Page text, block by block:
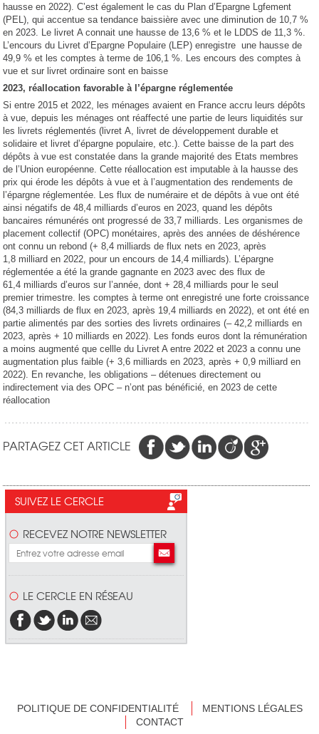
hausse en 2022). C’est également le cas du Plan d’Epargne Lgfement
(PEL), qui accentue sa tendance baissière avec une diminution de 10,7 %
en 2023. Le livret A connait une hausse de 13,6 % et le LDDS de 11,3 %.
L’encours du Livret d’Epargne Populaire (LEP) enregistre une hausse de
49,9 % et les comptes à terme de 106,1 %. Les encours des comptes à
vue et sur livret ordinaire sont en baisse
2023, réallocation favorable à l’épargne réglementée
Si entre 2015 et 2022, les ménages avaient en France accru leurs dépôts
à vue, depuis les ménages ont réaffecté une partie de leurs liquidités sur
les livrets réglementés (livret A, livret de développement durable et
solidaire et livret d’épargne populaire, etc.). Cette baisse de la part des
dépôts à vue est constatée dans la grande majorité des Etats membres
de l’Union européenne. Cette réallocation est imputable à la hausse des
prix qui érode les dépôts à vue et à l’augmentation des rendements de
l’épargne réglementée. Les flux de numéraire et de dépôts à vue ont été
ainsi négatifs de 48,4 milliards d’euros en 2023, quand les dépôts
bancaires rémunérés ont progressé de 33,7 milliards. Les organismes de
placement collectif (OPC) monétaires, après des années de déshérence
ont connu un rebond (+ 8,4 milliards de flux nets en 2023, après
1,8 milliard en 2022, pour un encours de 14,4 milliards). L’épargne
réglementée a été la grande gagnante en 2023 avec des flux de
61,4 milliards d’euros sur l’année, dont + 28,4 milliards pour le seul
premier trimestre. les comptes à terme ont enregistré une forte croissance
(84,3 milliards de flux en 2023, après 19,4 milliards en 2022), et ont été en
partie alimentés par des sorties des livrets ordinaires (– 42,2 milliards en
2023, après + 10 milliards en 2022). Les fonds euros dont la rémunération
a moins augmenté que cellle du Livret A entre 2022 et 2023 a connu une
augmentation plus faible (+ 3,6 milliards en 2023, après + 0,9 milliard en
2022). En revanche, les obligations – détenues directement ou
indirectement via des OPC – n’ont pas bénéficié, en 2023 de cette
réallocation
PARTAGEZ CET ARTICLE
SUIVEZ LE CERCLE
RECEVEZ NOTRE NEWSLETTER
LE CERCLE EN RÉSEAU
POLITIQUE DE CONFIDENTIALITÉ
MENTIONS LÉGALES
CONTACT